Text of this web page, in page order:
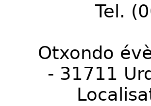
Tel.
Otxondo
- 31711